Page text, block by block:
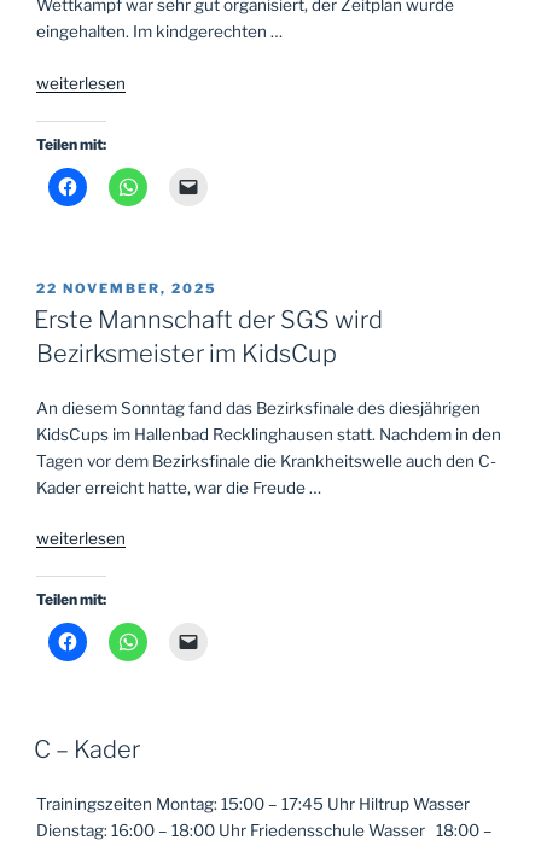
Wettkampf war sehr gut organisiert, der Zeitplan wurde
eingehalten. Im kindgerechten …
„SGS-
zeigt
Cup“
weiterlesen
Teilen mit:
VERÖFFENTLICHT
AM
22 NOVEMBER, 2025
Erste Mannschaft der SGS wird
Bezirksmeister im KidsCup
An diesem Sonntag fand das Bezirksfinale des diesjährigen
KidsCups im Hallenbad Recklinghausen statt. Nachdem in den
Tagen vor dem Bezirksfinale die Krankheitswelle auch den C-
Kader erreicht hatte, war die Freude …
„Erste
der
wird
weiterlesen
Teilen mit:
C – Kader
Trainingszeiten Montag: 15:00 – 17:45 Uhr Hiltrup Wasser
Dienstag: 16:00 – 18:00 Uhr Friedensschule Wasser 18:00 –